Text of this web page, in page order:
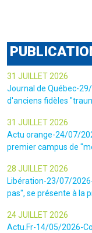
31 JUILLET 2026
Journal de Québec-
d'anciens fidèles
31 JUILLET 2026
Actu orange-24/07/
premier campus de
28 JUILLET 2026
Libération-23/07/
pas", se présente à la
24 JUILLET 2026
Actu.Fr-14/05/2026-